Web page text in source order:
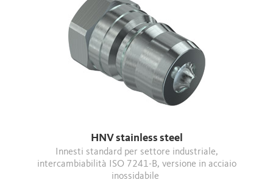
HNV stainless steel
intercambiabilità ISO 7241-B, versione in acciaio
inossidabile